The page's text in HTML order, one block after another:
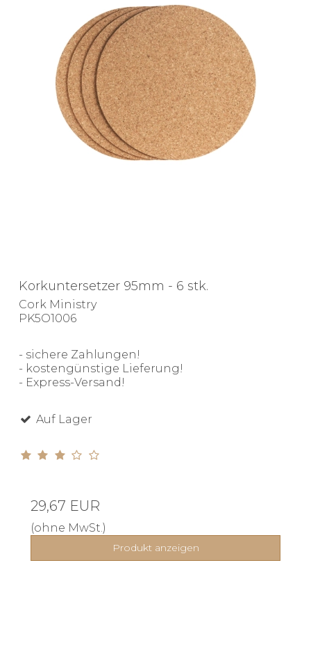
Korkuntersetzer 95mm - 6 stk.
Cork Ministry
PK5O1006
- sichere Zahlungen!
- kostengünstige Lieferung!
- Express-Versand!
Auf Lager
29,67 EUR
(ohne MwSt.)
Produkt anzeigen